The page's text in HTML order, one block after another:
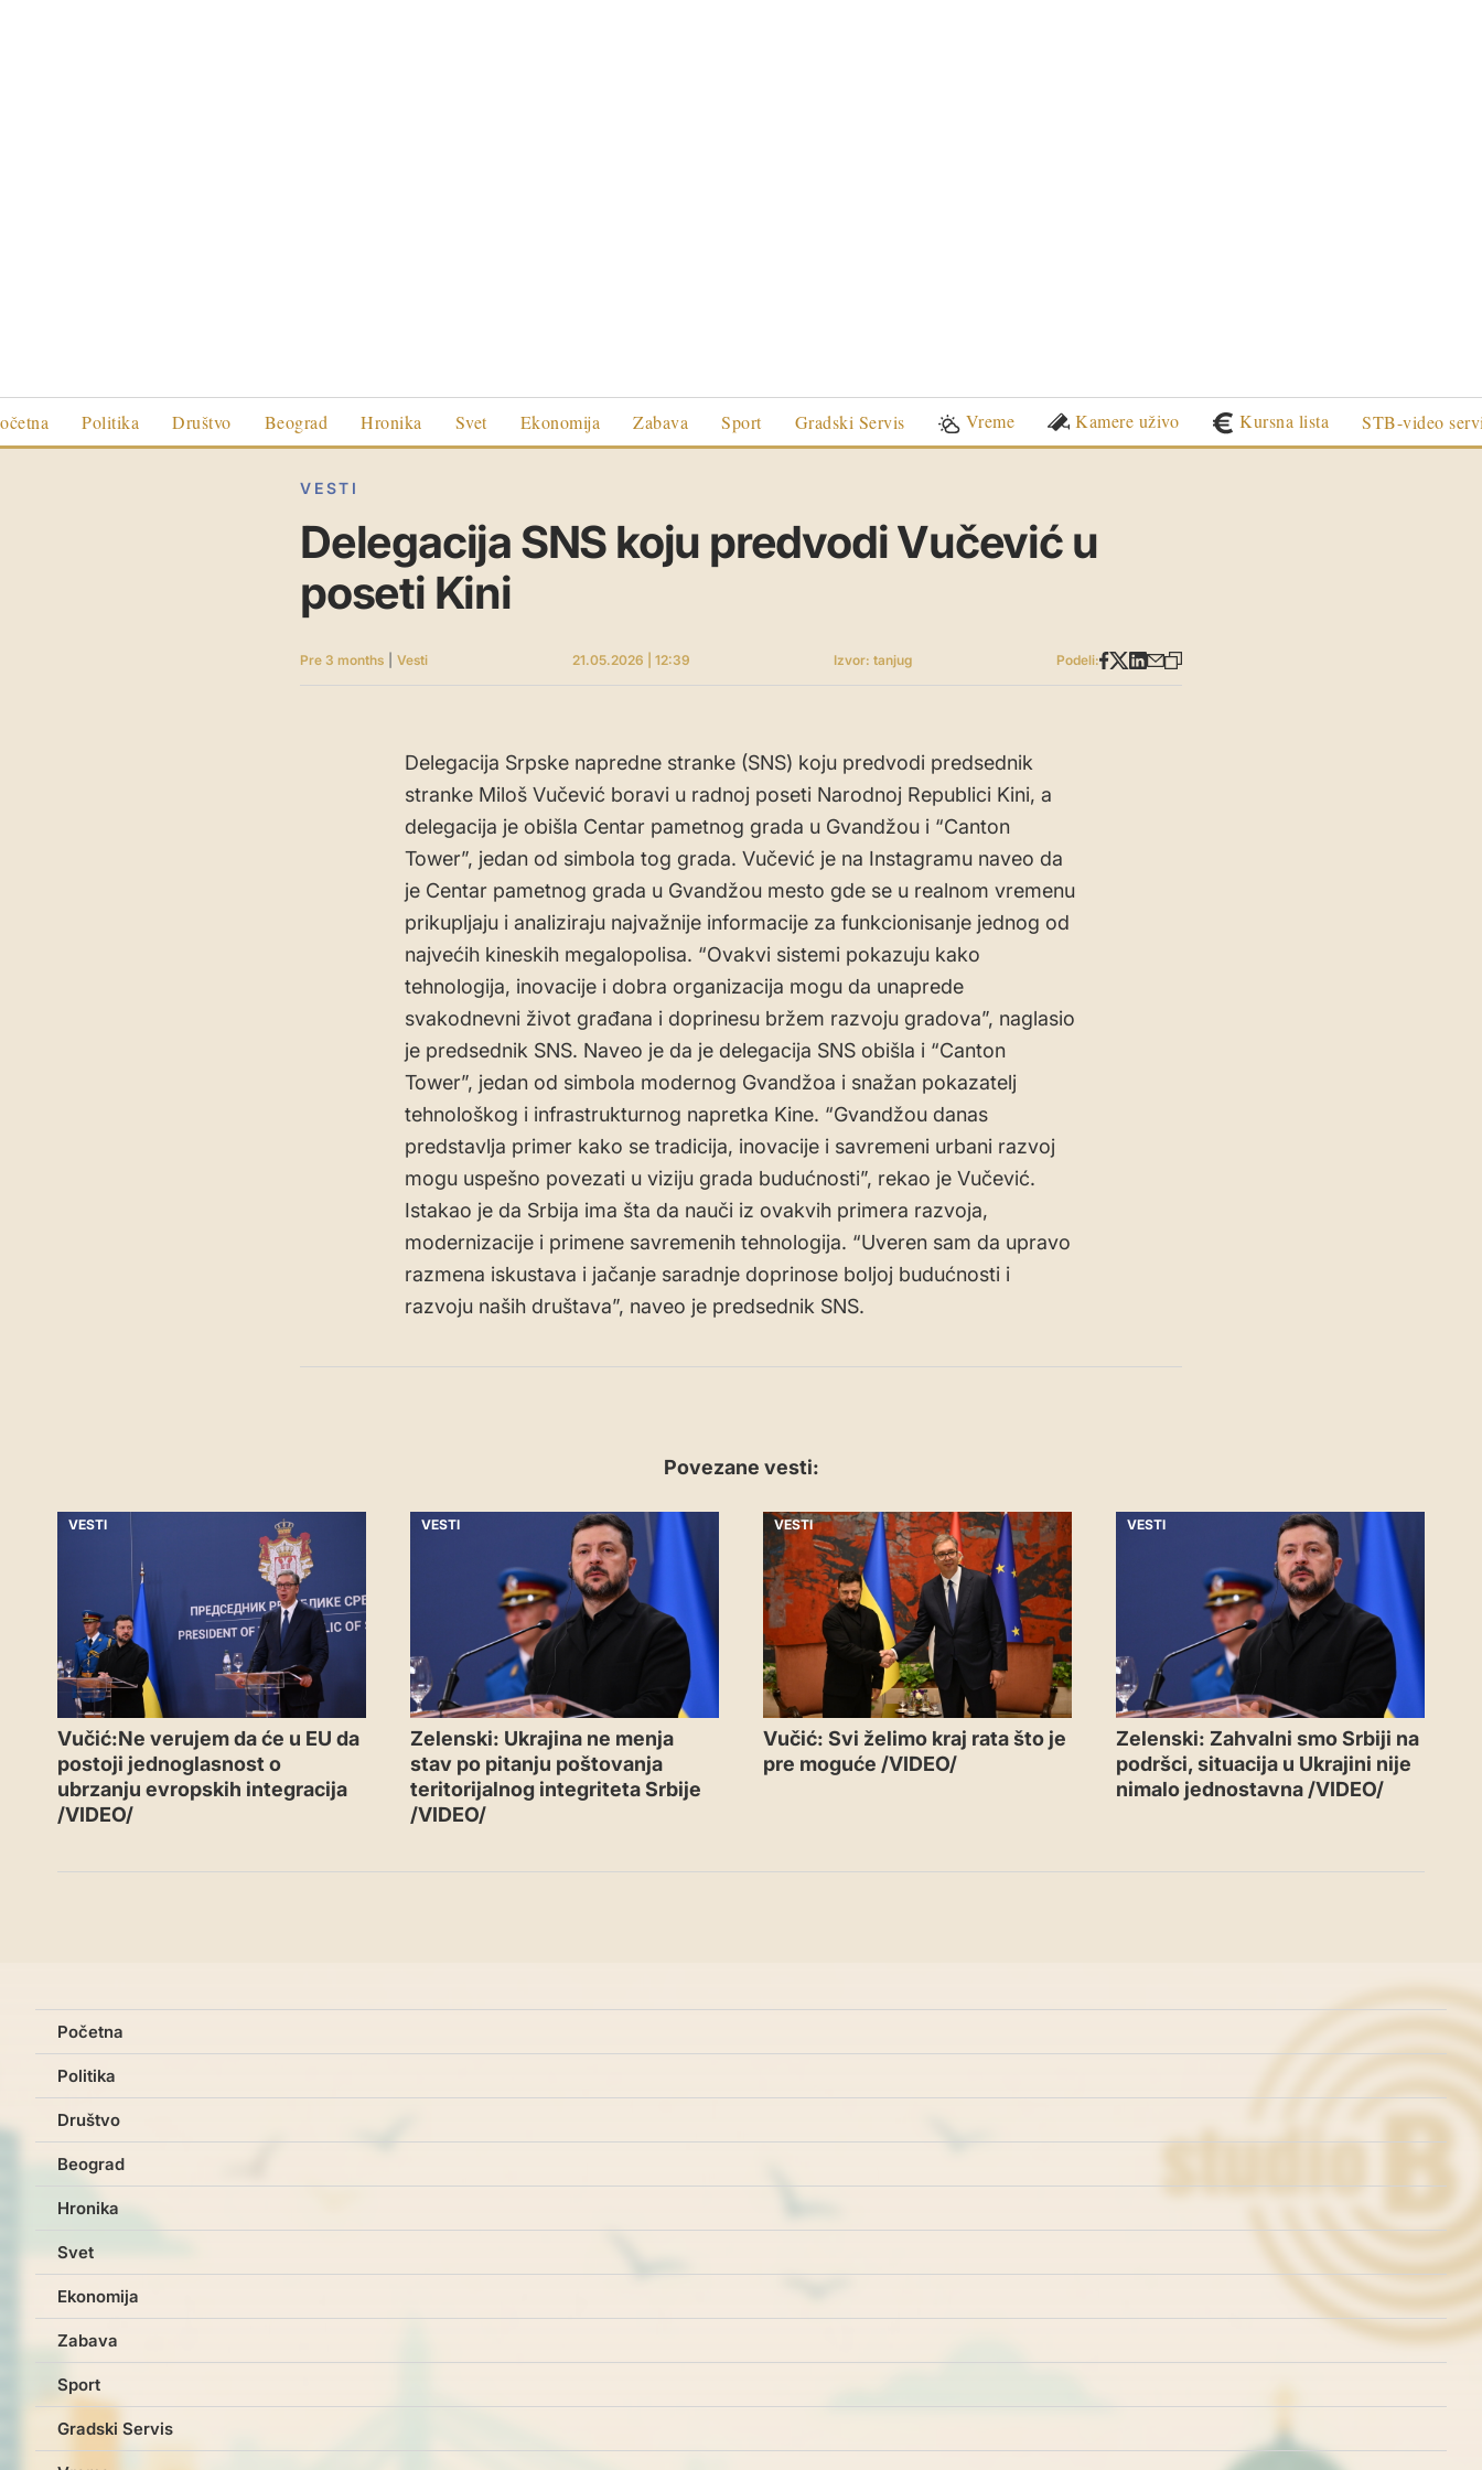
Politika Društvo Beograd Hronika Svet Ekonomija Zabava Sport Gradski Servis Vreme Kamere uživo Kursna lista STB-video
VESTI
Delegacija SNS koju predvodi Vučević u
poseti Kini
Pre 3 months Vesti 21.05.2026 | 12:39 Izvor: tanjug Podeli:
Delegacija Srpske napredne stranke (SNS) koju predvodi predsednik
stranke Miloš Vučević boravi u radnoj poseti Narodnoj Republici Kini, a
delegacija je obišla Centar pametnog grada u Gvandžou i “Canton
Tower”, jedan od simbola tog grada. Vučević je na Instagramu naveo da
je Centar pametnog grada u Gvandžou mesto gde se u realnom vremenu
prikupljaju i analiziraju najvažnije informacije za funkcionisanje jednog od
najvećih kineskih megalopolisa. “Ovakvi sistemi pokazuju kako
tehnologija, inovacije i dobra organizacija mogu da unaprede
svakodnevni život građana i doprinesu bržem razvoju gradova”, naglasio
je predsednik SNS. Naveo je da je delegacija SNS obišla i “Canton
Tower”, jedan od simbola modernog Gvandžoa i snažan pokazatelj
tehnološkog i infrastrukturnog napretka Kine. “Gvandžou danas
predstavlja primer kako se tradicija, inovacije i savremeni urbani razvoj
mogu uspešno povezati u viziju grada budućnosti”, rekao je Vučević.
Istakao je da Srbija ima šta da nauči iz ovakvih primera razvoja,
modernizacije i primene savremenih tehnologija. “Uveren sam da upravo
razmena iskustava i jačanje saradnje doprinose boljoj budućnosti i
razvoju naših društava”, naveo je predsednik SNS.
Povezane vesti:
VESTI
Vučić:Ne verujem da će u EU da
postoji jednoglasnost o
ubrzanju evropskih integracija
/VIDEO/
VESTI
Zelenski: Ukrajina ne menja
stav po pitanju poštovanja
teritorijalnog integriteta Srbije
/VIDEO/
VESTI
Vučić: Svi želimo kraj rata što je
pre moguće /VIDEO/
VESTI
Zelenski: Zahvalni smo Srbiji na
podršci, situacija u Ukrajini nije
nimalo jednostavna /VIDEO/
Početna
Politika
Društvo
Beograd
Hronika
Svet
Ekonomija
Zabava
Sport
Gradski Servis